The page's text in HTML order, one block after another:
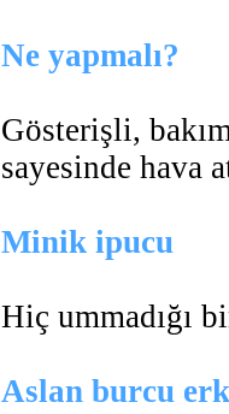
Ne yapmalı?
Gösterişli,
sayesinde hava
Minik ipucu
Hiç ummadığı
Aslan burcu